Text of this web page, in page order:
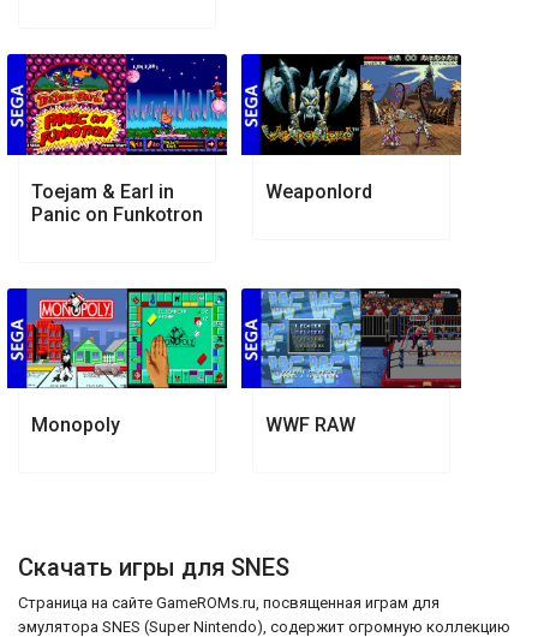
Toejam & Earl in
Panic on Funkotron
Weaponlord
Monopoly WWF RAW
Скачать игры для SNES
Страница на сайте GameROMs.ru, посвященная играм для
эмулятора SNES (Super Nintendo), содержит огромную коллекцию